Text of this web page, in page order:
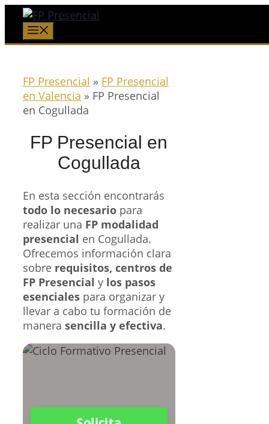
Saltar
contenido
FP Presencial » FP Presencial
en Valencia » FP Presencial
en Cogullada
FP Presencial en
Cogullada
En esta sección encontrarás
todo lo necesario para
realizar una FP modalidad
presencial en Cogullada.
Ofrecemos información clara
sobre requisitos, centros de
FP Presencial y los pasos
esenciales para organizar y
llevar a cabo tu formación de
manera sencilla y efectiva.